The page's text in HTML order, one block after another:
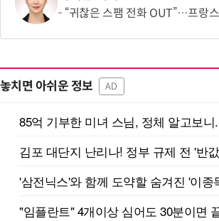
“귀찮은 스팸 전화 OUT”…프랑스, 11일부터 텔
놓치면 아쉬운 정보 AD